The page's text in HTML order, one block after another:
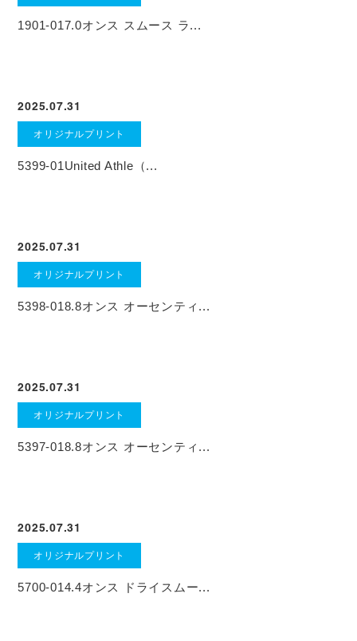
1901-017.0オンス スムース ラ...
2025.07.31
オリジナルプリント
5399-01United Athle（...
2025.07.31
オリジナルプリント
5398-018.8オンス オーセンティ...
2025.07.31
オリジナルプリント
5397-018.8オンス オーセンティ...
2025.07.31
オリジナルプリント
5700-014.4オンス ドライスムー...